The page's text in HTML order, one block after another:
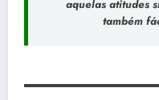
aquelas atitudes
também